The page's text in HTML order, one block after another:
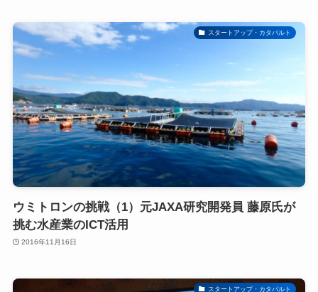
スタートアップ・カタパルト
ウミトロンの挑戦（1）元JAXA研究開発員 藤原氏が
挑む水産業のICT活用
2016年11月16日
スタートアップ・カタパルト